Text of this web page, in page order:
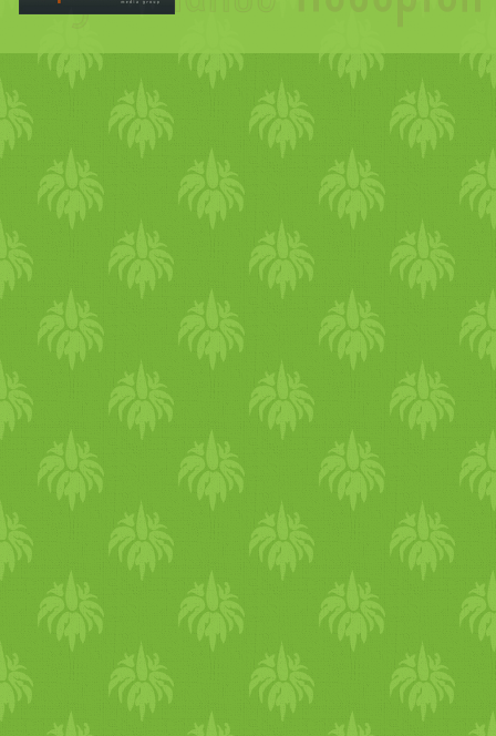
préselés. Szóval amíg
rost, addig pakoltam
nagyon finom,hab
nélküli
alig pár dkg száraz anyag.
marad, ennek egy része
gépben, ami mosogatás
vagyszilva : szerintem ezt
gyümölcsöket lehet
mag ozni. A lédúsgyümölcs
gyorsan lecsusszannak a
rostokat egyszer vagy
megeszi szépen, és a